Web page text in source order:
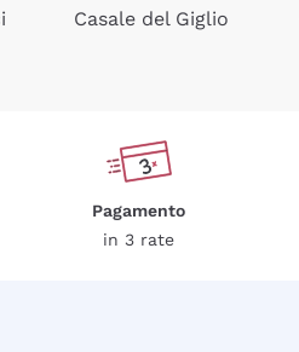
Casale del Giglio
Pagamento
in 3 rate